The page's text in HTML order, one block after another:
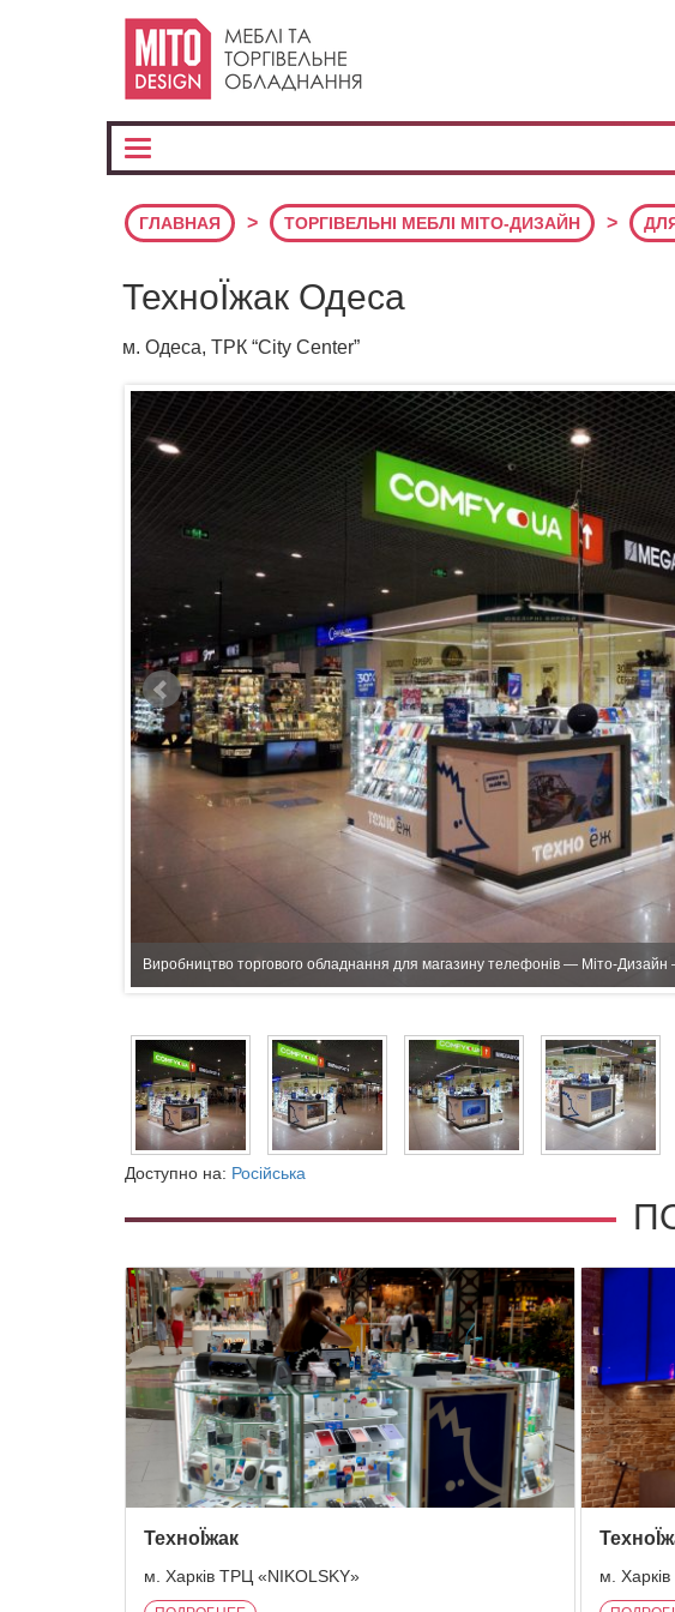
ГЛАВНАЯ > ТОРГІВЕЛЬНІ МЕБЛІ МІТО-ДИЗАЙН >
ТехноЇжак Одеса
м. Одеса, ТРК “City Center”
Виробництво торгового обладнання для магазину телефонів — Міто-Дизайн
Доступно на: Російська
ТехноЇжак
м. Харків ТРЦ «NIKOLSKY» м. Харків